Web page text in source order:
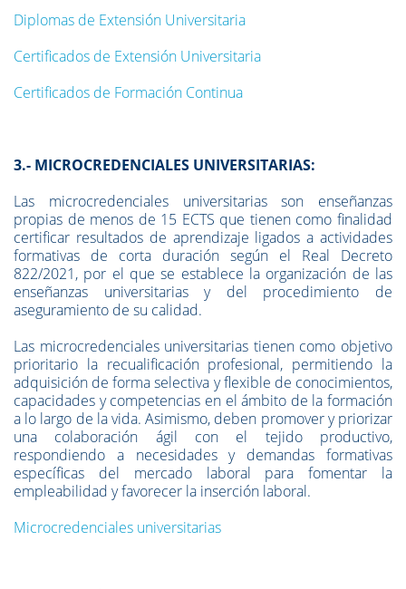
Diplomas de Extensión Universitaria
Certificados de Extensión Universitaria
Certificados de Formación Continua
3.- MICROCREDENCIALES UNIVERSITARIAS:
Las microcredenciales universitarias son enseñanzas
propias de menos de 15 ECTS que tienen como finalidad
certificar resultados de aprendizaje ligados a actividades
formativas de corta duración según el Real Decreto
822/2021, por el que se establece la organización de las
enseñanzas universitarias y del procedimiento de
aseguramiento de su calidad.
Las microcredenciales universitarias tienen como objetivo
prioritario la recualificación profesional, permitiendo la
adquisición de forma selectiva y flexible de conocimientos,
capacidades y competencias en el ámbito de la formación
a lo largo de la vida. Asimismo, deben promover y priorizar
una colaboración ágil con el tejido productivo,
respondiendo a necesidades y demandas formativas
específicas del mercado laboral para fomentar la
empleabilidad y favorecer la inserción laboral.
Microcredenciales universitarias